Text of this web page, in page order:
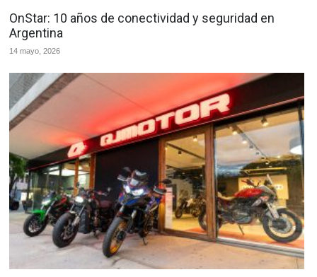
OnStar: 10 años de conectividad y seguridad en
Argentina
14 mayo, 2026